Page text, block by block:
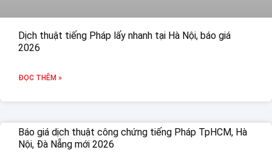
Dịch thuật tiếng Pháp lấy nhanh tại Hà Nội, báo giá
2026
ĐỌC THÊM »
Báo giá dịch thuật công chứng tiếng Pháp TpHCM, Hà
Nội, Đà Nẵng mới 2026